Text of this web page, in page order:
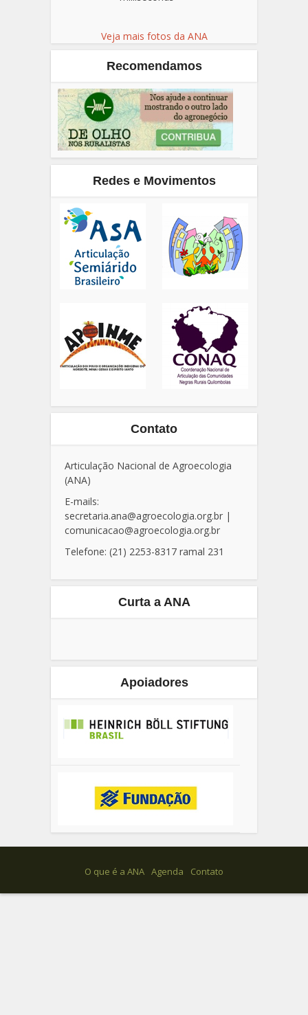
Veja mais fotos da ANA
Recomendamos
Redes e Movimentos
Contato
Articulação Nacional de Agroecologia
(ANA)
E-mails:
secretaria.ana@agroecologia.org.br |
comunicacao@agroecologia.org.br
Telefone: (21) 2253-8317 ramal 231
Curta a ANA
Apoiadores
O que é a ANA Agenda Contato